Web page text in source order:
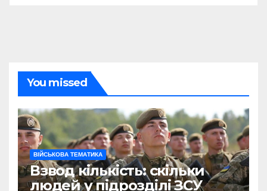
You missed
ВІЙСЬКОВА ТЕМАТИКА
Взвод кількість: скільки
людей у підрозділі ЗСУ